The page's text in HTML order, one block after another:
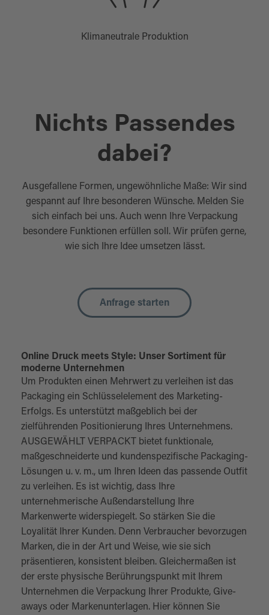
Klimaneutrale Produktion
Nichts Passendes
dabei?
Ausgefallene Formen, ungewöhnliche Maße: Wir sind
gespannt auf Ihre besonderen Wünsche. Melden Sie
sich einfach bei uns. Auch wenn Ihre Verpackung
besondere Funktionen erfüllen soll. Wir prüfen gerne,
wie sich Ihre Idee umsetzen lässt.
Anfrage starten
Online Druck meets Style: Unser Sortiment für
moderne Unternehmen
Um Produkten einen Mehrwert zu verleihen ist das
Packaging ein Schlüsselelement des Marketing-
Erfolgs. Es unterstützt maßgeblich bei der
zielführenden Positionierung Ihres Unternehmens.
AUSGEWÄHLT VERPACKT bietet funktionale,
maßgeschneiderte und kundenspezifische Packaging-
Lösungen u. v. m., um Ihren Ideen das passende Outfit
zu verleihen. Es ist wichtig, dass Ihre
unternehmerische Außendarstellung Ihre
Markenwerte widerspiegelt. So stärken Sie die
Loyalität Ihrer Kunden. Denn Verbraucher bevorzugen
Marken, die in der Art und Weise, wie sie sich
präsentieren, konsistent bleiben. Gleichermaßen ist
der erste physische Berührungspunkt mit Ihrem
Unternehmen die Verpackung Ihrer Produkte, Give-
aways oder Markenunterlagen. Hier können Sie